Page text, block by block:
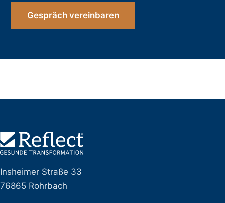
Gespräch vereinbaren
Insheimer Straße 33
76865 Rohrbach